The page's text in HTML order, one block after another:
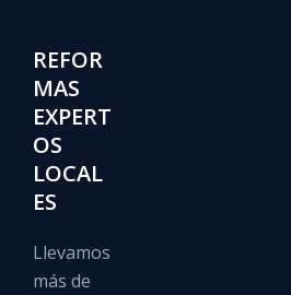
REFOR
MAS
EXPERT
OS
LOCAL
ES
Llevamos
más de